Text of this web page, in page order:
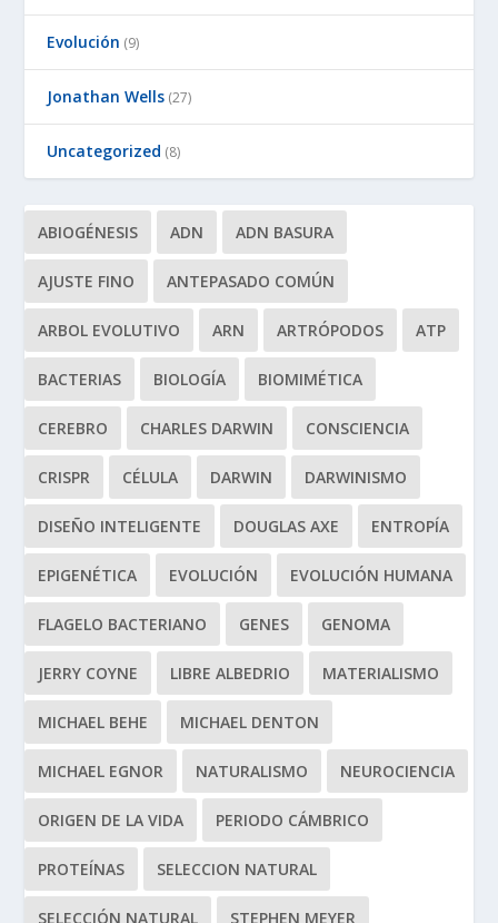
Evolución (9)
Jonathan Wells (27)
Uncategorized (8)
ABIOGÉNESIS ADN ADN BASURA
AJUSTE FINO ANTEPASADO COMÚN
ARBOL EVOLUTIVO ARN ARTRÓPODOS ATP
BACTERIAS BIOLOGÍA BIOMIMÉTICA
CEREBRO CHARLES DARWIN CONSCIENCIA
CRISPR CÉLULA DARWIN DARWINISMO
DISEÑO INTELIGENTE DOUGLAS AXE ENTROPÍA
EPIGENÉTICA EVOLUCIÓN EVOLUCIÓN HUMANA
FLAGELO BACTERIANO GENES GENOMA
JERRY COYNE LIBRE ALBEDRIO MATERIALISMO
MICHAEL BEHE MICHAEL DENTON
MICHAEL EGNOR NATURALISMO NEUROCIENCIA
ORIGEN DE LA VIDA PERIODO CÁMBRICO
PROTEÍNAS SELECCION NATURAL
SELECCIÓN NATURAL STEPHEN MEYER